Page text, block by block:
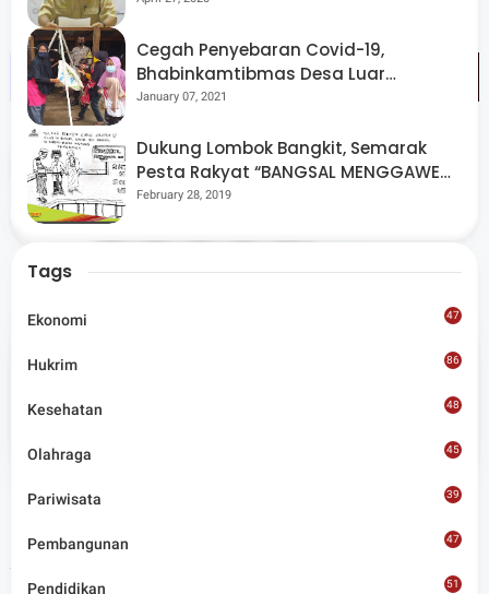
Tags Lombok Timur
Share
Artikel Terkait
Cegah Penyebaran Covid-19,
Bhabinkamtibmas Desa Luar
Pantau Kegiatan Posyandu
January 07, 2021
Dukung Lombok Bangkit, Semarak
Pesta Rakyat “BANGSAL MENGGAWE”
Kembali Digelar Para Seniman Di
February 28, 2019
Tags
Ekonomi 47
Hukrim 86
Kesehatan 48
Olahraga 45
Pariwisata 39
Pembangunan 47
Pendidikan 51